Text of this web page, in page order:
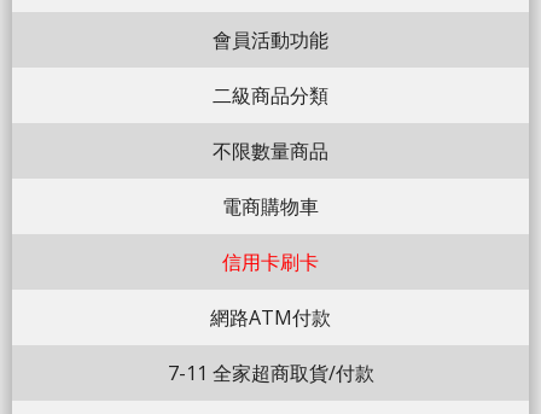
會員活動功能
二級商品分類
不限數量商品
電商購物車
信用卡刷卡
網路ATM付款
7-11 全家超商取貨/付款